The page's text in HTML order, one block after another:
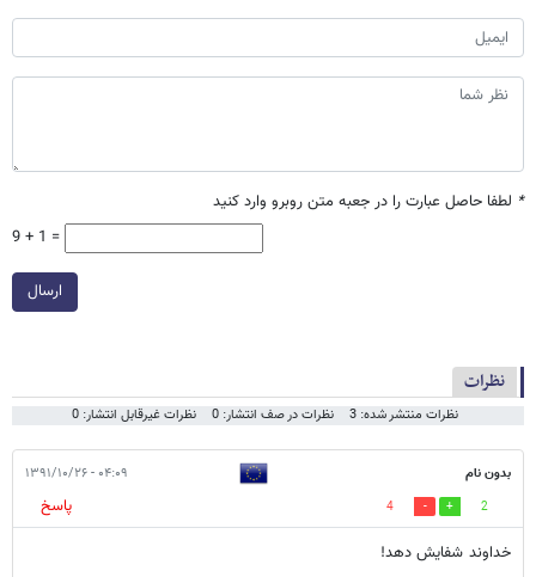
* لطفا حاصل عبارت را در جعبه متن روبرو وارد کنید
9 + 1 =
ارسال
نظرات
نظرات منتشر شده: 3 نظرات در صف انتشار: 0 نظرات غیرقابل انتشار: 0
بدون نام ۰۴:۰۹ - ۱۳۹۱/۱۰/۲۶
2
4
پاسخ
خداوند شفایش دهد!